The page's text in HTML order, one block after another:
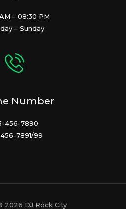
– 08:30 PM
– Sunday
Number
456-7890
456-7891/99
2026 DJ Rock City